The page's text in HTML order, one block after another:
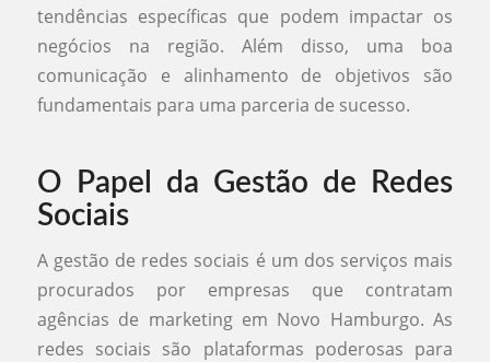
tendências específicas que podem impactar os
negócios na região. Além disso, uma boa
comunicação e alinhamento de objetivos são
fundamentais para uma parceria de sucesso.
O Papel da Gestão de Redes
Sociais
A gestão de redes sociais é um dos serviços mais
procurados por empresas que contratam
agências de marketing em Novo Hamburgo. As
redes sociais são plataformas poderosas para